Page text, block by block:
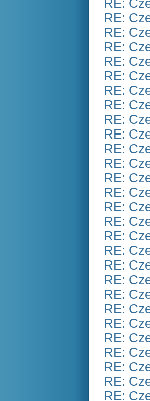
RE:
RE:
RE:
RE:
RE:
RE:
RE:
RE:
RE:
RE:
RE:
RE:
RE:
RE:
RE:
RE:
RE:
RE:
RE:
RE:
RE:
RE:
RE:
RE:
RE:
RE:
RE:
RE: